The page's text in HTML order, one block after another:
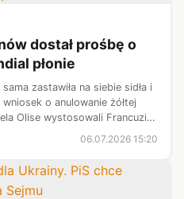
dostał prośbę o
płonie
zastawiła na siebie sidła i
o anulowanie żółtej
Olise wystosowali Francuzi.
06.07.2026 15:20